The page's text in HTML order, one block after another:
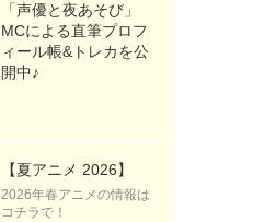
「声優と夜あそび」
MCによる直筆プロフ
ィール帳&トレカを公
開中♪
【夏アニメ 2026】
2026年春アニメの情報は
コチラで！